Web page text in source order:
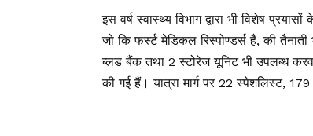
इस वर्ष स्वास्थ्य विभाग द्वारा भी विशेष
जो कि फर्स्ट मेडिकल रिस्पोण्डर्स हैं, की
ब्लड बैंक तथा 2 स्टोरेज यूनिट भी उपलब्ध
की गई हैं। यात्रा मार्ग पर 22 स्पेशलिस्ट,